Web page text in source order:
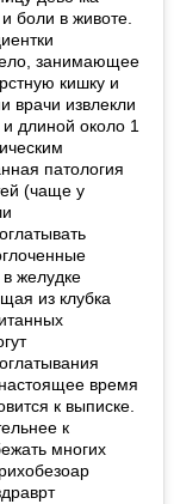
боли в животе.
занимающее
кишку и
врачи извлекли
длиной около 1
патология
(чаще у
желудке
из клубка
время
к выписке.
к
многих